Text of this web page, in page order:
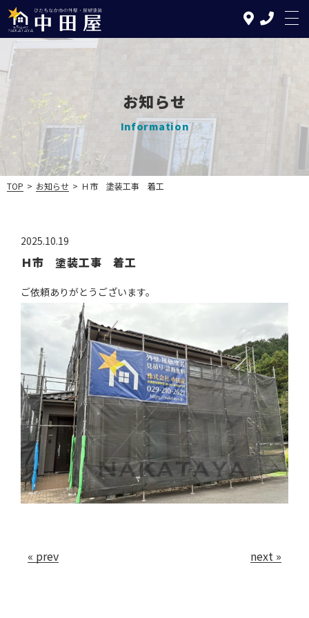
TOP
中田屋の特徴
塗装について
施工実績
お知らせ
会社案内
お問い合わせ
お知らせ
Information
TOP > お知らせ > Ｈ市 塗装工事 着工
2025.10.19
Ｈ市 塗装工事 着工
ご依頼ありがとうございます。
« prev next »